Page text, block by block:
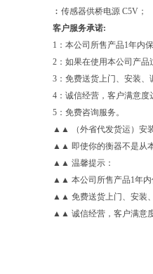
︰传感器供桥电源 C5V；
客户服务承诺:
1：本公司所售产品1年内
2：如果在使用本公司产
3：免费送货上门、安装、
4：诚信经营，客户满意度
5：免费咨询服务。
▲▲ （外省代发货运）安
▲▲ 即使你的衡器不是从
▲▲ 温馨提示：
▲▲ 本公司所售产品1年内
▲▲ 免费送货上门、安装
▲▲ 诚信经营，客户满意